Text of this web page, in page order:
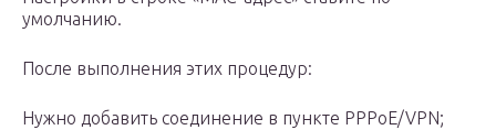
умолчанию.
После выполнения этих процедур:
Нужно добавить соединение в пункте PPPoE/VPN;